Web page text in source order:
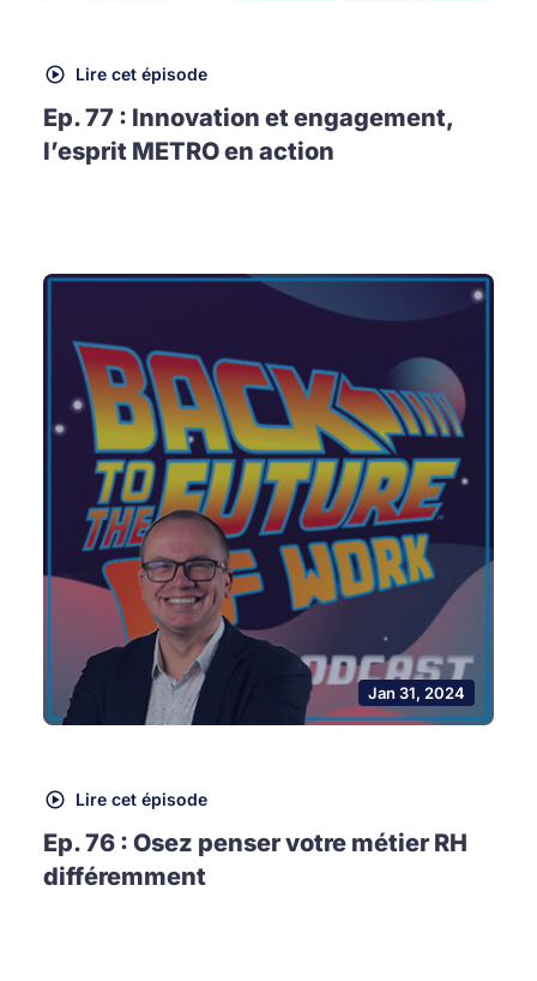
Lire cet épisode
Ep. 77 : Innovation et engagement,
l’esprit METRO en action
Jan 31, 2024
Lire cet épisode
Ep. 76 : Osez penser votre métier RH
différemment